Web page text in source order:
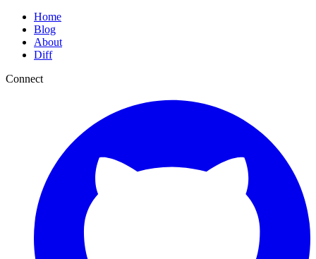
Home
Blog
About
Diff
Connect